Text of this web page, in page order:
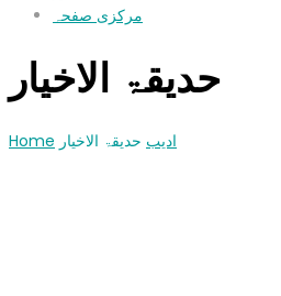
مرکزی صفحہ
حدیقۃ الاخیار
Home ادیب حدیقۃ الاخیار